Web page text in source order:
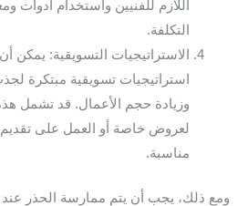
اللازم للفنيين واستخدام أدوات
التكلفة.
الاستراتيجيات التسويقية:
استراتيجيات تسويقية مبتكرة
وزيادة حجم الأعمال. قد تشمل هذه
لعروض خاصة أو العمل على
مناسبة.
ومع ذلك، يجب أن يتم ممارسة الحذر عند